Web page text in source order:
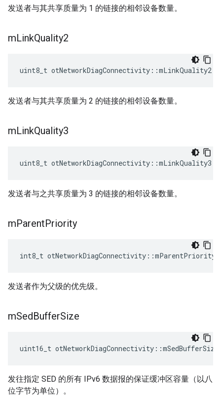
发送者与其共享质量为 1 的链接的相邻设备数量。
mLinkQuality2
uint8_t otNetworkDiagConnectivity ::mLinkQuality2
发送者与其共享质量为 2 的链接的相邻设备数量。
mLinkQuality3
uint8_t otNetworkDiagConnectivity ::mLinkQuality3
发送者与之共享质量为 3 的链接的相邻设备数量。
mParentPriority
int8_t otNetworkDiagConnectivity ::mParentPriority
发送者作为父级的优先级。
mSedBufferSize
uint16_t otNetworkDiagConnectivity ::mSedBufferSize
发往指定 SED 的所有 IPv6 数据报的保证缓冲区容量（以八
位字节为单位）。